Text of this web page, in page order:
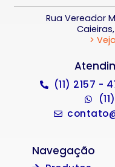
Rua Vereador
>
(11) 2157 -
Navegação